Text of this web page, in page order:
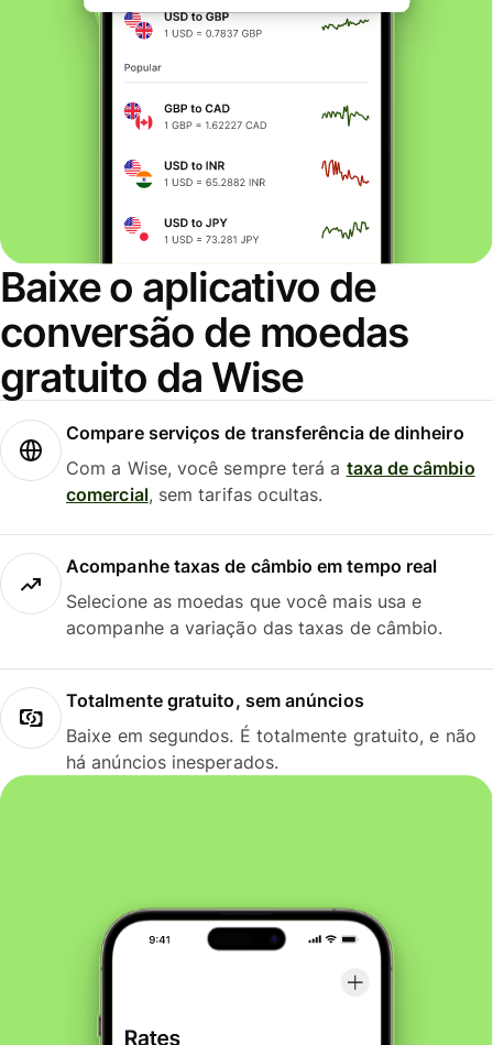
Baixe o aplicativo de
conversão de moedas
gratuito da Wise
Compare serviços de transferência de dinheiro
Com a Wise, você sempre terá a taxa de câmbio
comercial, sem tarifas ocultas.
Acompanhe taxas de câmbio em tempo real
Selecione as moedas que você mais usa e
acompanhe a variação das taxas de câmbio.
Totalmente gratuito, sem anúncios
Baixe em segundos. É totalmente gratuito, e não
há anúncios inesperados.